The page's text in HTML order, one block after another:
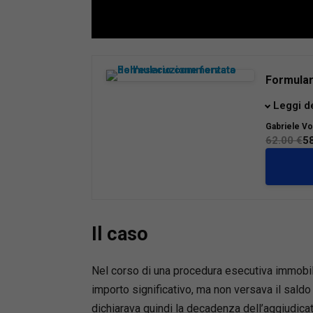
Il testo,
decreto
delle
del
Leggi
Gabriele
62.00 €
Il caso
Nel corso di una procedura esecutiva
importo significativo, ma non versava il
dichiarava quindi la decadenza